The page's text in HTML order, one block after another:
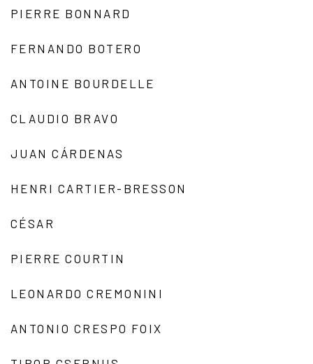
PIERRE BONNARD
FERNANDO BOTERO
ANTOINE BOURDELLE
CLAUDIO BRAVO
JUAN CÁRDENAS
HENRI CARTIER-BRESSON
CÉSAR
PIERRE COURTIN
LEONARDO CREMONINI
ANTONIO CRESPO FOIX